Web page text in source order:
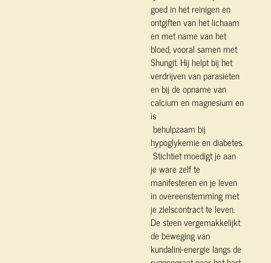
goed in het reinigen en
ontgiften van het lichaam
en met name van het
bloed, vooral samen met
Shungit. Hij helpt bij het
verdrijven van parasieten
en bij de opname van
calcium en magnesium en
is
behulpzaam bij
hypoglykemie en diabetes.
Stichtiet moedigt je aan
je ware zelf te
manifesteren en je leven
in overeenstemming met
je zielscontract te leven.
De steen vergemakkelijkt
de beweging van
kundalini-energie langs de